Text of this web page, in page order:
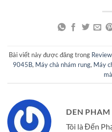
Bài viết này được đăng trong
9045B, Máy chà nhám rung, Máy
DEN PHAM
Tôi là Đến